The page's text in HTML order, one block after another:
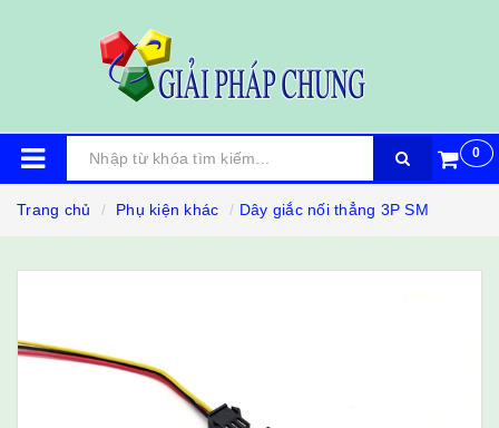
0
Trang chủ Phụ kiện khác Dây giắc nối thẳng 3P SM